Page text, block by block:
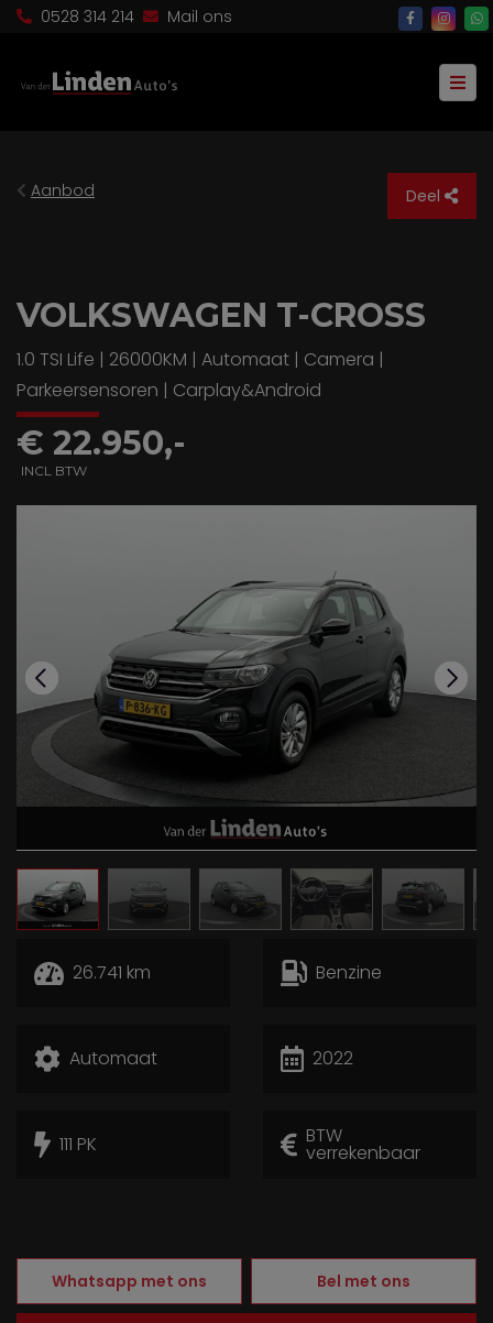
0528 314 214 Mail ons
Aanbod Deel
VOLKSWAGEN T-CROSS
1.0 TSI Life | 26000KM | Automaat | Camera |
Parkeersensoren | Carplay&Android
€ 22.950,-
INCL BTW
26.741 km Benzine
Automaat 2022
111 PK BTW
verrekenbaar
Whatsapp met ons Bel met ons